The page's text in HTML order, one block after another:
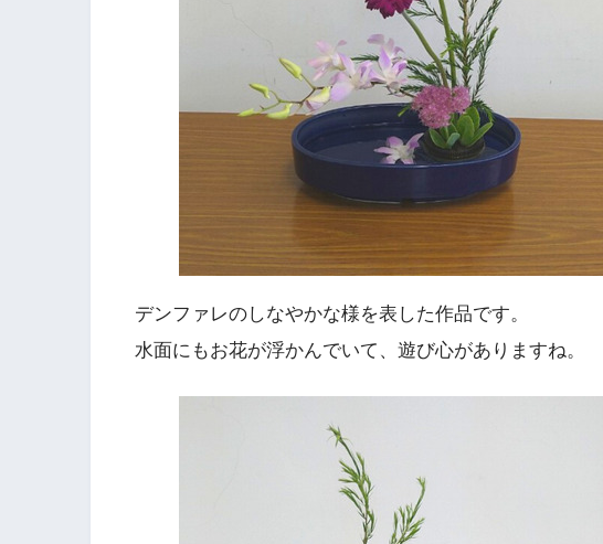
デンファレのしなやかな様を表した作品です。
水面にもお花が浮かんでいて、遊び心がありますね。